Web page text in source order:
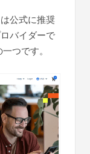
公式に推奨
バイダーで
つです。